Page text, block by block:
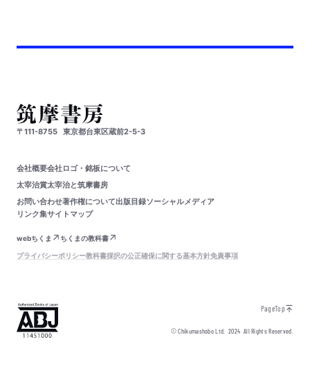
〒111-8755 東京都台東区蔵前2-5-3
会社概要会社ロゴ・銘板について
太宰治賞太宰治と筑摩書房
お問い合わせ著作権について出版目録ソーシャルメディア
リンク集サイトマップ
webちくま
ちくまの教科書
プライバシーポリシー教科書採択の公正確保に関する基本方針免責事項
PageTop
© Chikumashobo Ltd.2024 All Rights Reserved.